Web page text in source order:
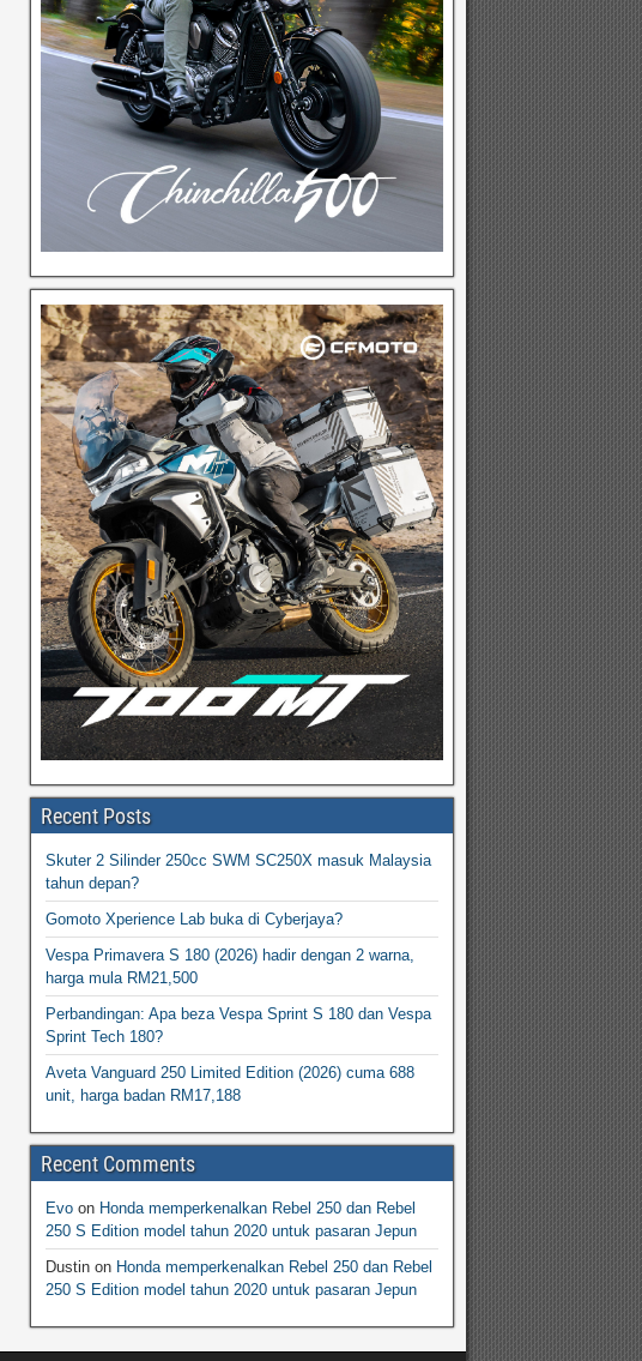
Recent Posts
Skuter 2 Silinder 250cc SWM SC250X masuk Malaysia
tahun depan?
Gomoto Xperience Lab buka di Cyberjaya?
Vespa Primavera S 180 (2026) hadir dengan 2 warna,
harga mula RM21,500
Perbandingan: Apa beza Vespa Sprint S 180 dan Vespa
Sprint Tech 180?
Aveta Vanguard 250 Limited Edition (2026) cuma 688
unit, harga badan RM17,188
Recent Comments
Evo on Honda memperkenalkan Rebel 250 dan Rebel
250 S Edition model tahun 2020 untuk pasaran Jepun
Dustin on Honda memperkenalkan Rebel 250 dan Rebel
250 S Edition model tahun 2020 untuk pasaran Jepun